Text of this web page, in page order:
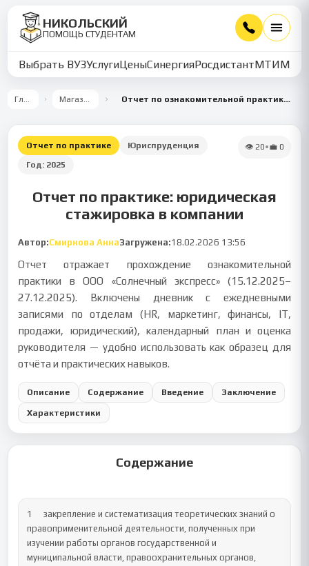
НИКОЛЬСКИЙ
ПОМОЩЬ СТУДЕНТАМ
Выбрать ВУЗУслугиЦеныСинергияРосдистантМТИММУ
Главная Магазин работ Отчет по ознакомительной практике в юридическом отделе коммерческой организации
Отчет по практике
Юриспруденция
Год: 2025
👁 20•💼 0
Отчет по практике: юридическая
стажировка в компании
Автор:Смирнова АннаЗагружена:18.02.2026 13:56
Отчет отражает прохождение ознакомительной
практики в ООО «Солнечный экспресс» (15.12.2025–
27.12.2025). Включены дневник с ежедневными
записями по отделам (HR, маркетинг, финансы, IT,
продажи, юридический), календарный план и оценка
руководителя — удобно использовать как образец для
отчёта и практических навыков.
Описание Содержание Введение Заключение
Характеристики
Содержание
1	закрепление и систематизация теоретических знаний о
правоприменительной деятельности, полученных при
изучении работы органов государственной и
муниципальной власти, правоохранительных органов,